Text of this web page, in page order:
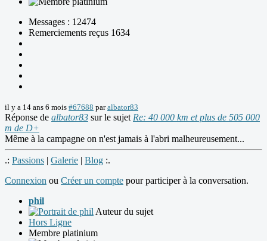
Messages : 12474
Remerciements reçus 1634
il y a 14 ans 6 mois #67688 paralbator83
Réponse de albator83 sur le sujet Re: 40 000 km et plus de 505 000
m de D+
Même à la campagne on n'est jamais à l'abri malheureusement...
.: Passions | Galerie | Blog :.
Connexion ou Créer un compte pour participer à la conversation.
phil
Auteur du sujet
Hors Ligne
Membre platinium